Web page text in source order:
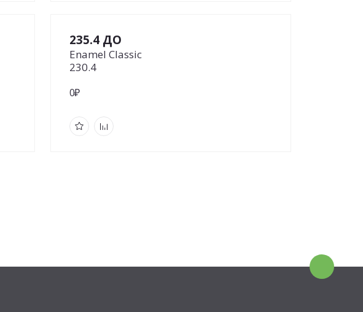
235.4 ДО
Enamel Classic
230.4
0₽